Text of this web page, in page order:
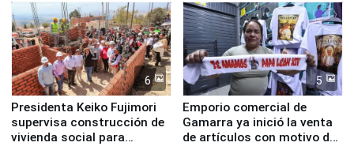
educación, salud y empleo
6
Presidenta Keiko Fujimori
supervisa construcción de
vivienda social para
5
Emporio comercial de
Gamarra ya inició la venta
de artículos con motivo de